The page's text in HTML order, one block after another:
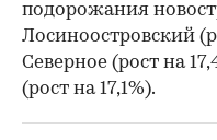
подорожания
Лосиноостровский
Северное (рост на
(рост на 17,1%).